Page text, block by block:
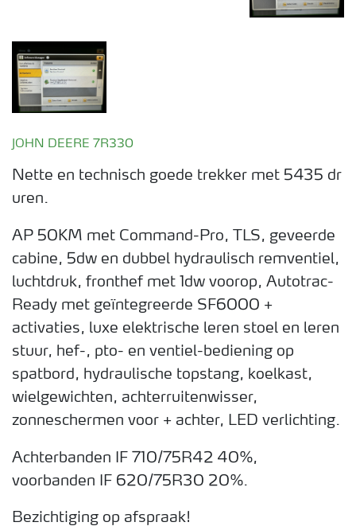
JOHN DEERE 7R330
Nette en technisch goede trekker met 5435 dr
uren.
AP 50KM met Command-Pro, TLS, geveerde
cabine, 5dw en dubbel hydraulisch remventiel,
luchtdruk, fronthef met 1dw voorop, Autotrac-
Ready met geïntegreerde SF6000 +
activaties, luxe elektrische leren stoel en leren
stuur, hef-, pto- en ventiel-bediening op
spatbord, hydraulische topstang, koelkast,
wielgewichten, achterruitenwisser,
zonneschermen voor + achter, LED verlichting.
Achterbanden IF 710/75R42 40%,
voorbanden IF 620/75R30 20%.
Bezichtiging op afspraak!